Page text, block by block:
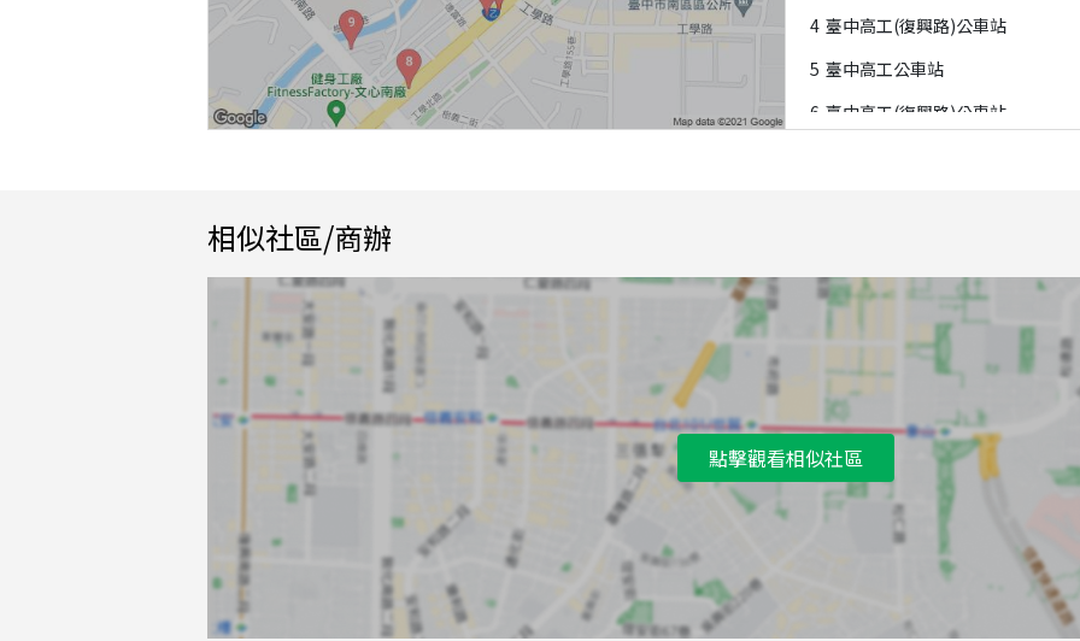
4 臺中高工(復興路)公車站
5 臺中高工公車站
6 臺中高工(復興路)公車站
相似社區/商辦
點擊觀看相似社區